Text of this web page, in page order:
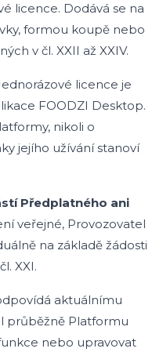
licence. Dodává se na
formou koupě nebo
v čl. XXII až XXIV.
licence je
FOODZI Desktop.
nikoli o
jejího užívání stanoví
Předplatného ani
veřejné, Provozovatel
na základě žádosti
XXI.
aktuálnímu
průběžně Platformu
nebo upravovat